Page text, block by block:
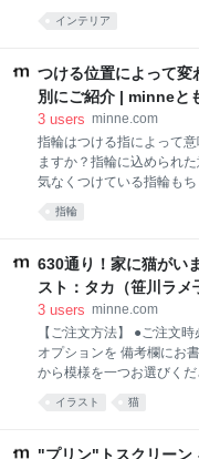
います。 「あずま袋」を
んに、基本の「あずま袋
ました。 今回はお弁当入
正方形あず
インテリア
つける位置によって変
別にご紹介 | minneと
3 users minne.com
指輪はつける指によって
ますか？指輪に込められ
気なくつけている指輪も
もしれません。今回は、
められた指輪の意味や、
の参考にしてみてください
指輪
630通り！家に猫がい
スト：タカ（笹川ラメ
3 users minne.com
【ご注文方法】 ●ご注文
オプションを 備考欄にお
から模様を一つお選びく
ジトビ ・トビ柄 サバト
・トビ柄 パステルミケ
イラスト 猫
"プリン"トスクリーン